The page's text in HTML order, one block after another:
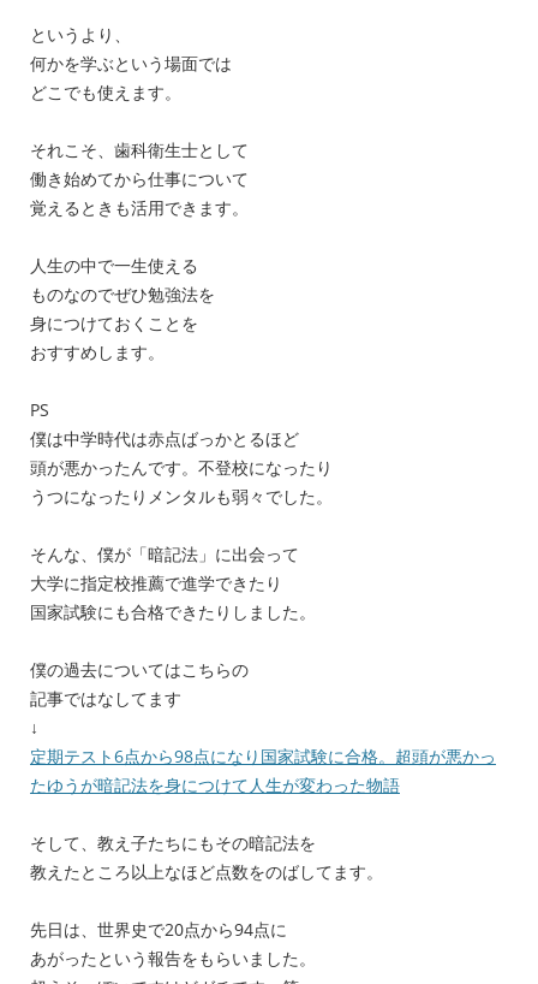
というより、
何かを学ぶという場面では
どこでも使えます。
それこそ、歯科衛生士として
働き始めてから仕事について
覚えるときも活用できます。
人生の中で一生使える
ものなのでぜひ勉強法を
身につけておくことを
おすすめします。
PS
僕は中学時代は赤点ばっかとるほど
頭が悪かったんです。不登校になったり
うつになったりメンタルも弱々でした。
そんな、僕が「暗記法」に出会って
大学に指定校推薦で進学できたり
国家試験にも合格できたりしました。
僕の過去についてはこちらの
記事ではなしてます
↓
定期テスト6点から98点になり国家試験に合格。超頭が悪かっ
たゆうが暗記法を身につけて人生が変わった物語
そして、教え子たちにもその暗記法を
教えたところ以上なほど点数をのばしてます。
先日は、世界史で20点から94点に
あがったという報告をもらいました。